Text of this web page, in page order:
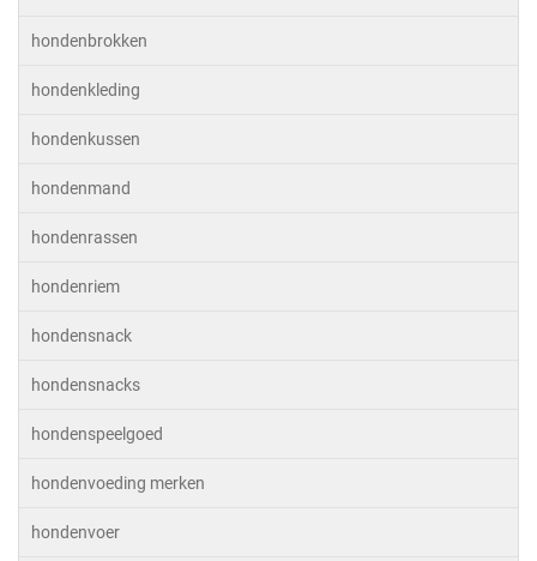
hondenbrokken
hondenkleding
hondenkussen
hondenmand
hondenrassen
hondenriem
hondensnack
hondensnacks
hondenspeelgoed
hondenvoeding merken
hondenvoer